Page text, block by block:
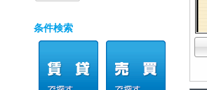
条件検索